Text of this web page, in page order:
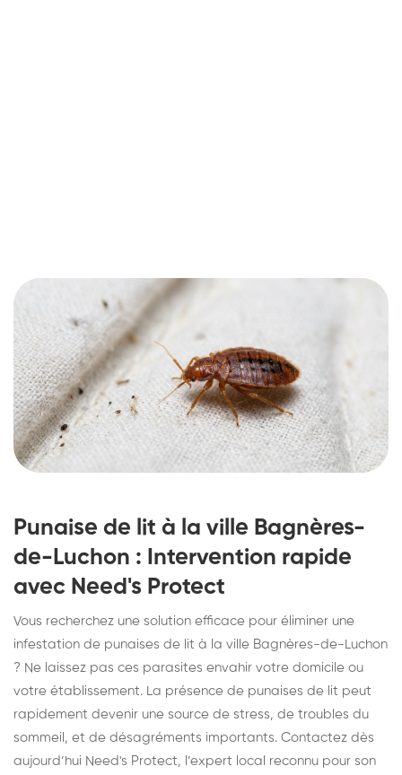
Punaise de lit à la ville Bagnères-
de-Luchon : Intervention rapide
avec Need's Protect
Vous recherchez une solution efficace pour éliminer une
infestation de punaises de lit à la ville Bagnères-de-Luchon
? Ne laissez pas ces parasites envahir votre domicile ou
votre établissement. La présence de punaises de lit peut
rapidement devenir une source de stress, de troubles du
sommeil, et de désagréments importants. Contactez dès
aujourd’hui Need's Protect, l’expert local reconnu pour son